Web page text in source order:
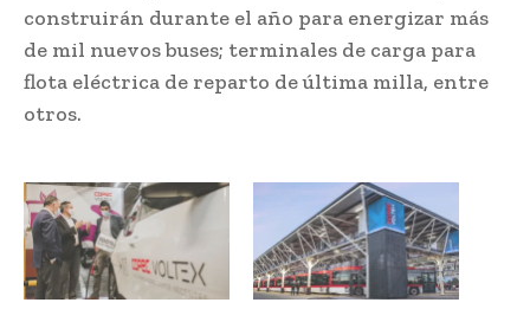
construirán durante el año para energizar más
de mil nuevos buses; terminales de carga para
flota eléctrica de reparto de última milla, entre
otros.